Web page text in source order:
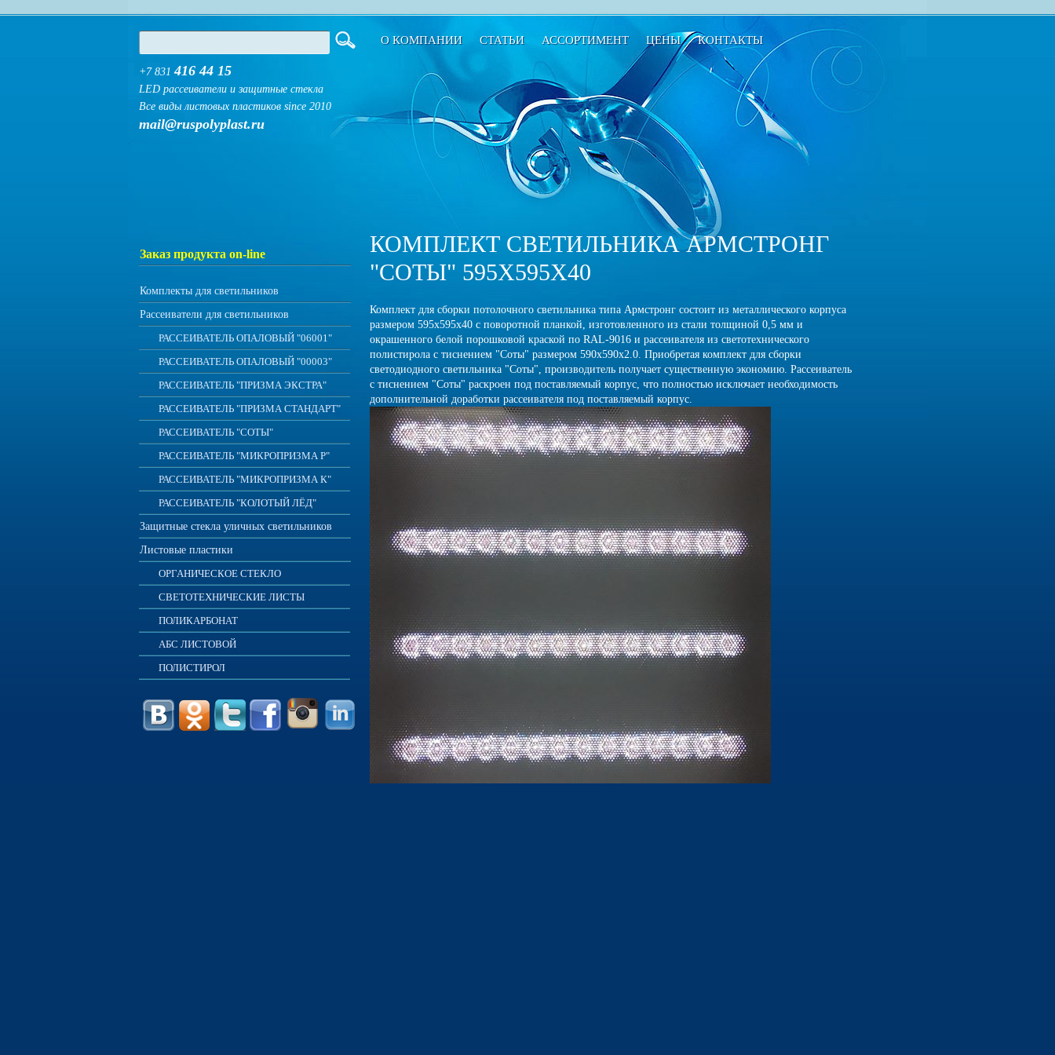
+7 831416 44 15
LED рассеиватели и защитные стекла
Все виды листовых пластиков since 2010
mail@ruspolyplast.ru
О КОМПАНИИ СТАТЬИ АССОРТИМЕНТ ЦЕНЫ КОНТАКТЫ
Заказ продукта on-line
Комплекты для светильников
Рассеиватели для светильников
РАССЕИВАТЕЛЬ ОПАЛОВЫЙ "06001"
РАССЕИВАТЕЛЬ ОПАЛОВЫЙ "00003"
РАССЕИВАТЕЛЬ "ПРИЗМА ЭКСТРА"
РАССЕИВАТЕЛЬ "ПРИЗМА СТАНДАРТ"
РАССЕИВАТЕЛЬ "СОТЫ"
РАССЕИВАТЕЛЬ "МИКРОПРИЗМА Р"
РАССЕИВАТЕЛЬ "МИКРОПРИЗМА К"
РАССЕИВАТЕЛЬ "КОЛОТЫЙ ЛЁД"
Защитные стекла уличных светильников
Листовые пластики
ОРГАНИЧЕСКОЕ СТЕКЛО
СВЕТОТЕХНИЧЕСКИЕ ЛИСТЫ
ПОЛИКАРБОНАТ
АБС ЛИСТОВОЙ
ПОЛИСТИРОЛ
КОМПЛЕКТ СВЕТИЛЬНИКА АРМСТРОНГ
"СОТЫ" 595Х595Х40
Комплект для сборки потолочного светильника типа Армстронг состоит из металлического корпуса
размером 595х595х40 с поворотной планкой, изготовленного из стали толщиной 0,5 мм и
окрашенного белой порошковой краской по RAL-9016 и рассеивателя из светотехнического
полистирола с тиснением "Соты" размером 590х590х2.0. Приобретая комплект для сборки
светодиодного светильника "Соты", производитель получает существенную экономию. Рассеиватель
с тиснением "Соты" раскроен под поставляемый корпус, что полностью исключает необходимость
дополнительной доработки рассеивателя под поставляемый корпус.